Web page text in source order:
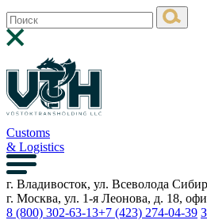
Customs
& Logistics
г. Владивосток, ул. Всеволода
г. Москва, ул. 1-я Леонова, д. 18,
8 (800) 302-63-13+7 (423) 274-04-39